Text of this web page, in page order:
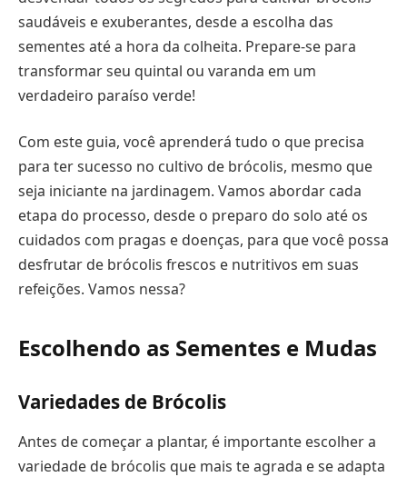
saudáveis e exuberantes, desde a escolha das
sementes até a hora da colheita. Prepare-se para
transformar seu quintal ou varanda em um
verdadeiro paraíso verde!
Com este guia, você aprenderá tudo o que precisa
para ter sucesso no cultivo de brócolis, mesmo que
seja iniciante na jardinagem. Vamos abordar cada
etapa do processo, desde o preparo do solo até os
cuidados com pragas e doenças, para que você possa
desfrutar de brócolis frescos e nutritivos em suas
refeições. Vamos nessa?
Escolhendo as Sementes e Mudas
Variedades de Brócolis
Antes de começar a plantar, é importante escolher a
variedade de brócolis que mais te agrada e se adapta